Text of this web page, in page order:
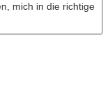
mich in die richtige